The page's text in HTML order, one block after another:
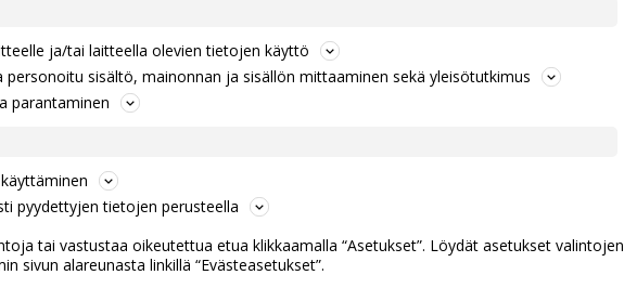
ja/tai laitteella olevien tietojen käyttö
sisältö, mainonnan ja sisällön mittaaminen sekä yleisötutkimus
parantaminen
pyydettyjen tietojen perusteella
tai vastustaa oikeutettua etua klikkaamalla “Asetukset”. Löydät asetukset valintojen
sivun alareunasta linkillä “Evästeasetukset”.